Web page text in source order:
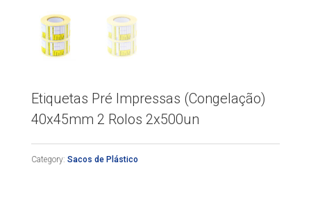
Etiquetas Pré Impressas (Congelação)
40x45mm 2 Rolos 2x500un
Category: Sacos de Plástico